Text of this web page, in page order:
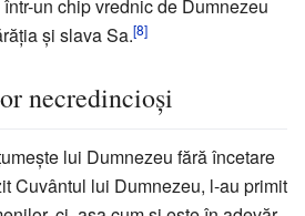
un chip vrednic de Dumnezeu
şi slava Sa.[8]
necredincioşi
lui Dumnezeu fără încetare
Cuvântul lui Dumnezeu, l-au primit